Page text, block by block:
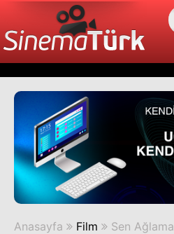
Anasayfa Film Sen Ağlama